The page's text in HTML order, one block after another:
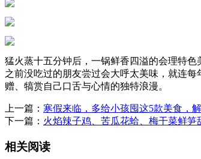
猛火蒸十五分钟后，一锅鲜香四溢的会理特
之前没吃过的朋友尝过会大呼太美味，就连
赠、犒赏自己口舌与心情的独特浪漫。
上一篇： 寒假来临，多给小孩囤这5款美食，
下一篇： 火焰辣子鸡、苦瓜花蛤、梅干菜鲜笋
相关阅读